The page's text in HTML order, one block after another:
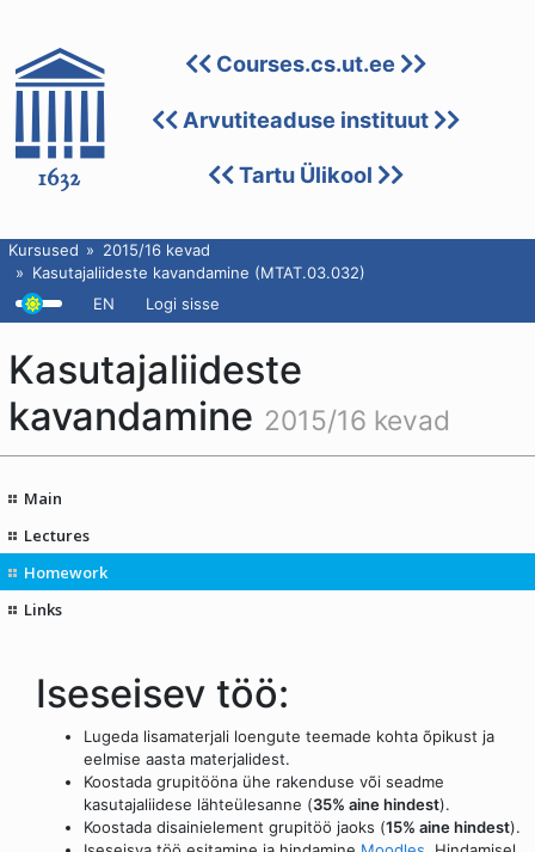
Courses.cs.ut.ee
Arvutiteaduse instituut
Tartu Ülikool
Kursused
2015/16 kevad
Kasutajaliideste kavandamine (MTAT.03.032)
EN
Logi sisse
Kasutajaliideste
kavandamine 2015/16 kevad
Main
Lectures
Homework
Links
Iseseisev töö:
Lugeda lisamaterjali loengute teemade kohta õpikust ja
eelmise aasta materjalidest.
Koostada grupitööna ühe rakenduse või seadme
kasutajaliidese lähteülesanne (35% aine hindest).
Koostada disainielement grupitöö jaoks (15% aine hindest).